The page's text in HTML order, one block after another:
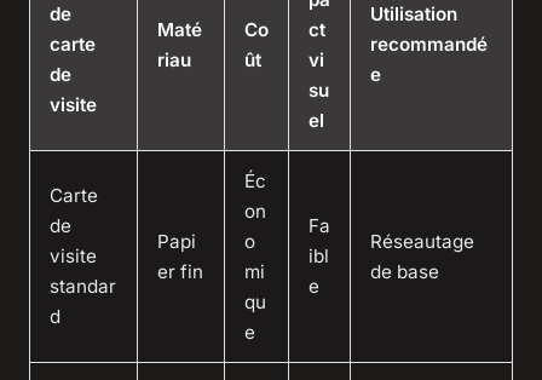
de
carte
de
visite
Maté
riau
Co
ût
ct
vi
su
el
Utilisation
recommandé
e
Carte
de
visite
standar
d
Papi
er fin
Éc
on
o
mi
qu
e
Fa
ibl
e
Réseautage
de base